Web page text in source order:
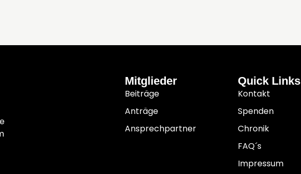
Mitglieder
Beiträge
Anträge
Ansprechpartner
Quick Links
Kontakt
Spenden
Chronik
FAQ´s
Impressum